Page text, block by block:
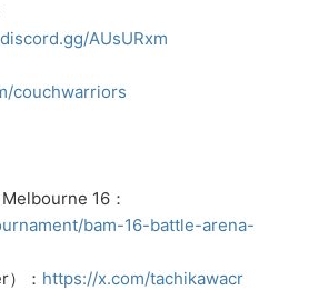
AUsURxm
couchwarriors
16：
bam-16-battle-arena-
： https://x.com/tachikawacr